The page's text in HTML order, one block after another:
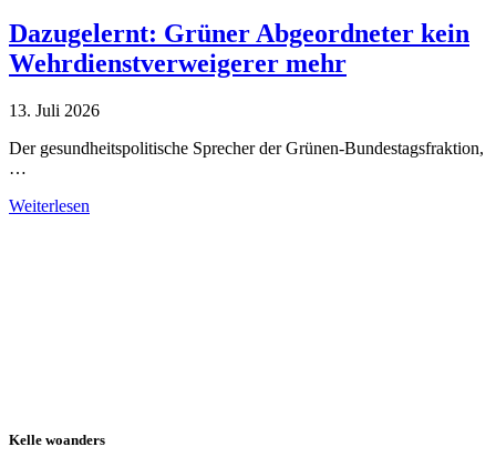
Dazugelernt: Grüner Abgeordneter kein
Wehrdienstverweigerer mehr
13. Juli 2026
Der gesundheitspolitische Sprecher der Grünen-Bundestagsfraktion,
…
Weiterlesen
Kelle woanders